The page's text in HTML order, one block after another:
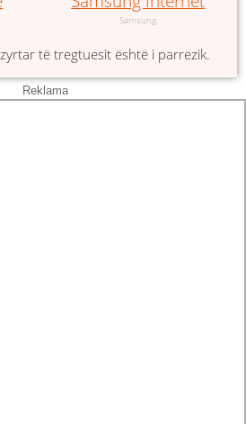
Samsung
të tregtuesit është i parrezik.
Reklama